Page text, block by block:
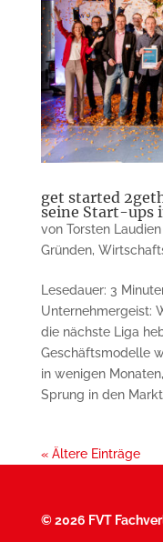
get started
seine Start-ups
von Torsten Laudien
Gründen,
Lesedauer: 3
Unternehmergeist:
die nächste Liga
Geschäftsmodelle
in wenigen
Sprung in den
« Ältere Einträge
©2026 FVT